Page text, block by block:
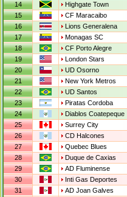
14
Highgate Town
15
CF Maracaibo
16
Lions Generalena
17
Monagas SC
18
CF Porto Alegre
19
London Stars
20
UD Osorno
21
New York Metros
22
UD Santos
23
Piratas Cordoba
24
Diablos Coatepeque
25
Surrey City
26
CD Halcones
27
Quebec Blues
28
Duque de Caxias
29
AD Fluminense
30
Inti Gas Deportes
31
AD Joan Galves